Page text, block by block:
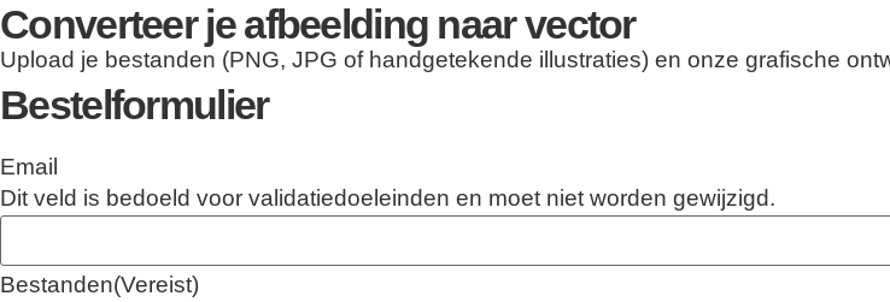
Converteer je afbeelding naar vector
Upload je bestanden (PNG, JPG of handgetekende illustraties) en onze grafische
Bestelformulier
Email
Dit veld is bedoeld voor validatiedoeleinden en moet niet worden gewijzigd.
Bestanden(Vereist)